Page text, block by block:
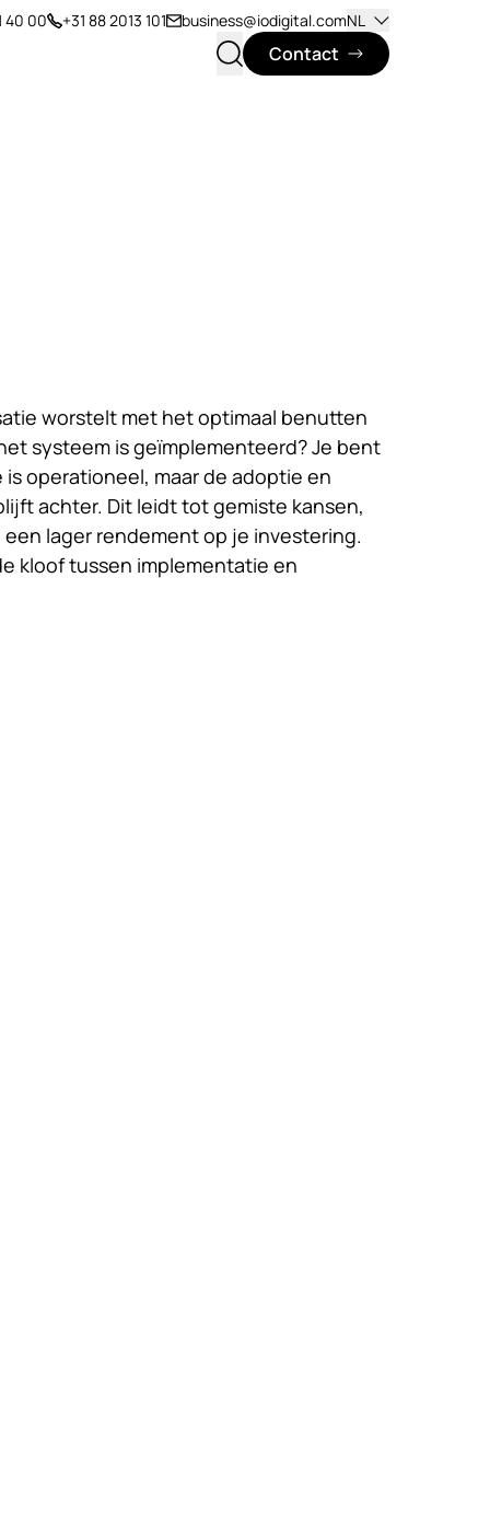
40 00 +31 88 2013 101 business@iodigital.comNL
Contact
worstelt met het optimaal benutten
systeem is geïmplementeerd? Je bent
operationeel, maar de adoptie en
achter. Dit leidt tot gemiste kansen,
lager rendement op je investering.
kloof tussen implementatie en